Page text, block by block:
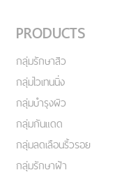
PRODUCTS
กลุ่มรักษาสิว
กลุ่มไวเทนนิ่ง
กลุ่มบำรุงผิว
กลุ่มกันแดด
กลุ่มลดเลือนริ้วรอย
กลุ่มรักษาฝ้า